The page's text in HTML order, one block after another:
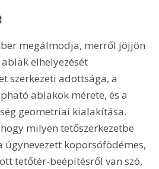
megálmodja, merről jöjjön
elhelyezését
szerkezeti adottsága, a
ablakok mérete, és a
geometriai kialakítása.
milyen tetőszerkezetbe
úgynevezett koporsófödémes,
tetőtér-beépítésről van szó,